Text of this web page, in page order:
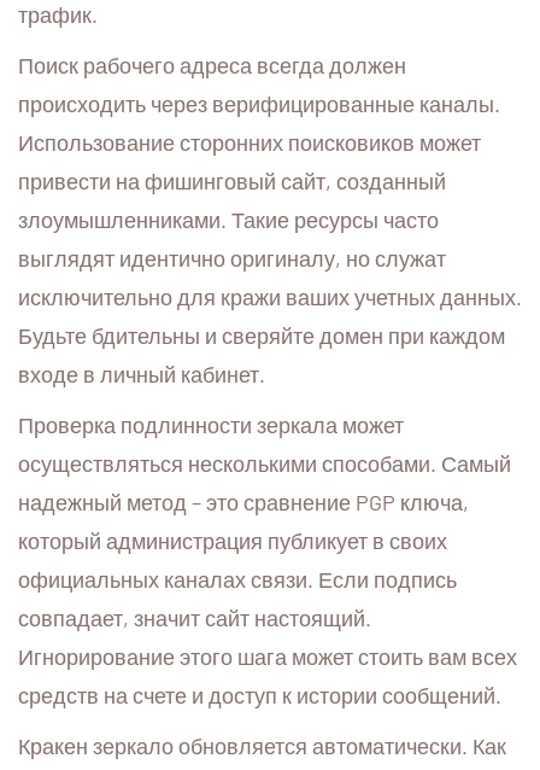
трафик.
Поиск рабочего адреса всегда должен
происходить через верифицированные каналы.
Использование сторонних поисковиков может
привести на фишинговый сайт, созданный
злоумышленниками. Такие ресурсы часто
выглядят идентично оригиналу, но служат
исключительно для кражи ваших учетных данных.
Будьте бдительны и сверяйте домен при каждом
входе в личный кабинет.
Проверка подлинности зеркала может
осуществляться несколькими способами. Самый
надежный метод – это сравнение PGP ключа,
который администрация публикует в своих
официальных каналах связи. Если подпись
совпадает, значит сайт настоящий.
Игнорирование этого шага может стоить вам всех
средств на счете и доступ к истории сообщений.
Кракен зеркало обновляется автоматически. Как